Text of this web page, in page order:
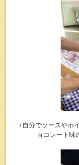
↑自分でソースやホ
ョコレート味